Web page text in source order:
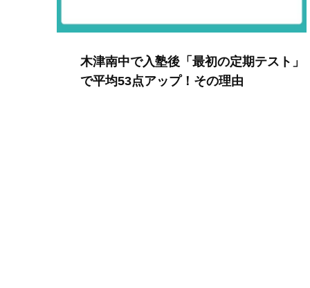
木津南中で入塾後「最初の定期テスト」
で平均53点アップ！その理由